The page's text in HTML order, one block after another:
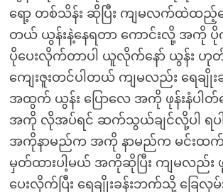
ရော့ တစ်သိန်း ဆိုပြီး ကျမလက်ထဲထည့်
တယ် ယွန်းနဲ့နေရတာ ကောင်းလို့ အကို
ပိုပေးလိုက်တာပါ ယူလိုက်နော် ယွန်း
ကျေးဇူးတင်ပါတယ် ကျမလည်း ရေခ
အထွက် ယွန်း ပြောလေ အကို ဖုန်းနံပါတ်ပ
အကို လိုအပ်ရင် ဆက်သွယ်ချင်လို့ပါ ရပ
အကိုနာမည်က အကို နာမည်က မင်းထက်
မှတ်ထားပါ့မယ် အကိုဆိုပြီး ကျမလည်း ဖု
ပေးလိုက်ပြီး ရေချိုးခန်းဘက်သို့ ခြေလှ